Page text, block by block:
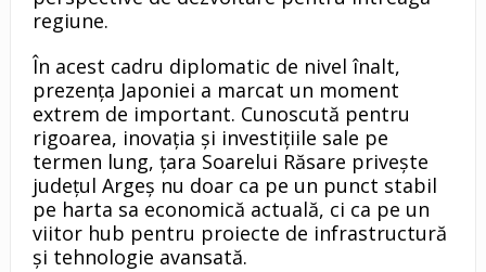
regiune.
În acest cadru diplomatic de nivel înalt,
prezența Japoniei a marcat un moment
extrem de important. Cunoscută pentru
rigoarea, inovația și investițiile sale pe
termen lung, țara Soarelui Răsare privește
județul Argeș nu doar ca pe un punct stabil
pe harta sa economică actuală, ci ca pe un
viitor hub pentru proiecte de infrastructură
și tehnologie avansată.